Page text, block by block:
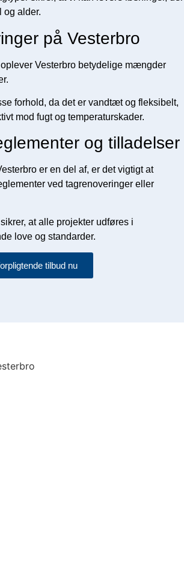
og alder.
på Vesterbro
Vesterbro betydelige mængder
forhold, da det er vandtæt og fleksibelt,
mod fugt og temperaturskader.
og tilladelser
er en del af, er det vigtigt at
ved tagrenoveringer eller
at alle projekter udføres i
love og standarder.
tilbud nu